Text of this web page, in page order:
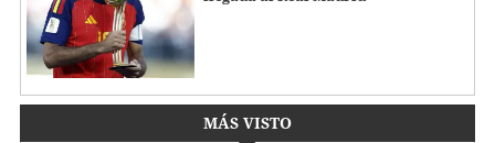
MÁS VISTO